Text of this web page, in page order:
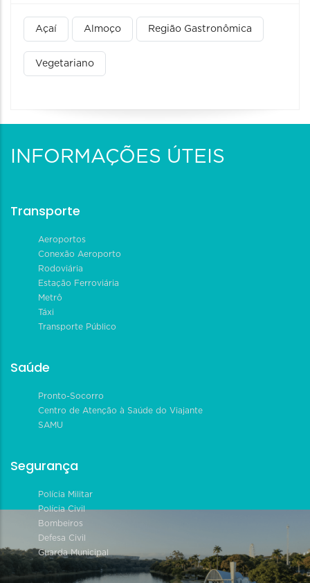
Açaí Almoço Região Gastronômica
Vegetariano
INFORMAÇÕES ÚTEIS
Transporte
Aeroportos
Conexão Aeroporto
Rodoviária
Estação Ferroviária
Metrô
Táxi
Transporte Público
Saúde
Pronto-Socorro
Centro de Atenção à Saúde do Viajante
SAMU
Segurança
Polícia Militar
Polícia Civil
Bombeiros
Defesa Civil
Guarda Municipal